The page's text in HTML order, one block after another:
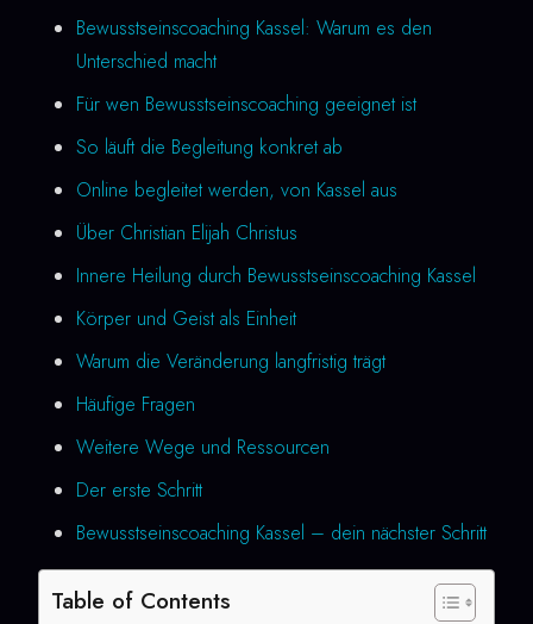
Bewusstseinscoaching Kassel: Warum es den
Unterschied macht
Für wen Bewusstseinscoaching geeignet ist
So läuft die Begleitung konkret ab
Online begleitet werden, von Kassel aus
Über Christian Elijah Christus
Innere Heilung durch Bewusstseinscoaching Kassel
Körper und Geist als Einheit
Warum die Veränderung langfristig trägt
Häufige Fragen
Weitere Wege und Ressourcen
Der erste Schritt
Bewusstseinscoaching Kassel – dein nächster Schritt
Table of Contents